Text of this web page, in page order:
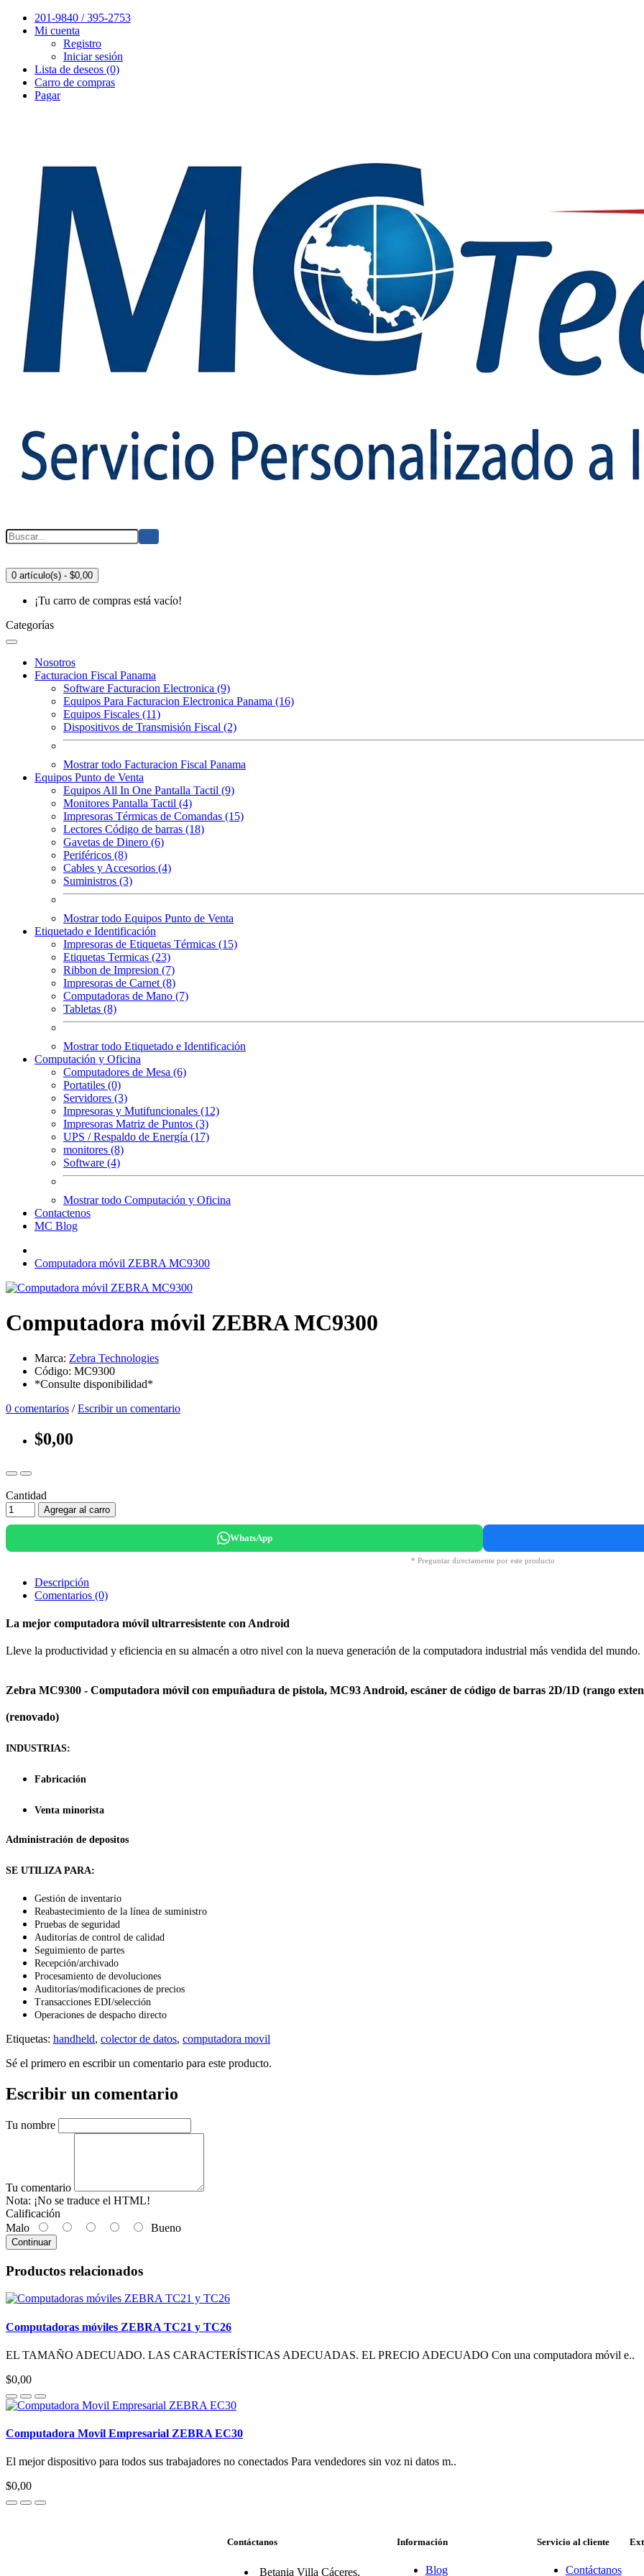
201-9840 / 395-2753
Mi cuenta
Registro
Iniciar sesión
Lista de deseos (0)
Carro de compras
Pagar
0 artículo(s) - $0,00
¡Tu carro de compras está vacío!
Categorías
Nosotros
Facturacion Fiscal Panama
Software Facturacion Electronica (9)
Equipos Para Facturacion Electronica Panama (16)
Equipos Fiscales (11)
Dispositivos de Transmisión Fiscal (2)
Mostrar todo Facturacion Fiscal Panama
Equipos Punto de Venta
Equipos All In One Pantalla Tactil (9)
Monitores Pantalla Tactil (4)
Impresoras Térmicas de Comandas (15)
Lectores Código de barras (18)
Gavetas de Dinero (6)
Periféricos (8)
Cables y Accesorios (4)
Suministros (3)
Mostrar todo Equipos Punto de Venta
Etiquetado e Identificación
Impresoras de Etiquetas Térmicas (15)
Etiquetas Termicas (23)
Ribbon de Impresion (7)
Impresoras de Carnet (8)
Computadoras de Mano (7)
Tabletas (8)
Mostrar todo Etiquetado e Identificación
Computación y Oficina
Computadores de Mesa (6)
Portatiles (0)
Servidores (3)
Impresoras y Mutifuncionales (12)
Impresoras Matriz de Puntos (3)
UPS / Respaldo de Energía (17)
monitores (8)
Software (4)
Mostrar todo Computación y Oficina
Contactenos
MC Blog
Computadora móvil ZEBRA MC9300
Computadora móvil ZEBRA MC9300
Marca: Zebra Technologies
Código: MC9300
*Consulte disponibilidad*
0 comentarios /Escribir un comentario
$0,00
Cantidad
Agregar al carro
WhatsApp
* Preguntar directamente por este producto
Descripción
Comentarios (0)
La mejor computadora móvil ultrarresistente con Android
Lleve la productividad y eficiencia en su almacén a otro nivel con la nueva generación de la computadora industrial más vendida del mundo.
Zebra MC9300 - Computadora móvil con empuñadura de pistola, MC93 Android, escáner de código de barras 2D/1D (rango
(renovado)
INDUSTRIAS:
Fabricación
Venta minorista
Administración de depositos
SE UTILIZA PARA:
Gestión de inventario
Reabastecimiento de la línea de suministro
Pruebas de seguridad
Auditorías de control de calidad
Seguimiento de partes
Recepción/archivado
Procesamiento de devoluciones
Auditorías/modificaciones de precios
Transacciones EDI/selección
Operaciones de despacho directo
Etiquetas: handheld, colector de datos, computadora movil
Sé el primero en escribir un comentario para este producto.
Escribir un comentario
Tu nombre
Tu comentario
Nota: ¡No se traduce el HTML!
Calificación
Malo
Bueno
Continuar
Productos relacionados
Computadoras móviles ZEBRA TC21 y TC26
EL TAMAÑO ADECUADO. LAS CARACTERÍSTICAS ADECUADAS. EL PRECIO ADECUADO Con una computadora móvil e..
$0,00
Computadora Movil Empresarial ZEBRA EC30
El mejor dispositivo para todos sus trabajadores no conectados Para vendedores sin voz ni datos m..
$0,00
Contáctanos
Betania Villa Cáceres,
Información
Blog
Servicio al cliente
Contáctanos